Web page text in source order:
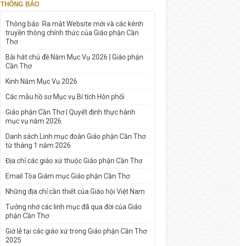
THÔNG BÁO
Thông báo: Ra mắt Website mới và các kênh
truyền thông chính thức của Giáo phận Cần
Thơ
Bài hát chủ đề Năm Mục Vụ 2026 | Giáo phận
Cần Thơ
Kinh Năm Mục Vụ 2026
Các mẫu hồ sơ Mục vụ Bí tích Hôn phối
Giáo phận Cần Thơ | Quyết định thực hành
mục vụ năm 2026
Danh sách Linh mục đoàn Giáo phận Cần Thơ
từ tháng 1 năm 2026
Địa chỉ các giáo xứ thuộc Giáo phận Cần Thơ
Email Tòa Giám mục Giáo phận Cần Thơ
Những địa chỉ cần thiết của Giáo hội Việt Nam
Tưởng nhớ các linh mục đã qua đời của Giáo
phận Cần Thơ
Giờ lễ tại các giáo xứ trong Giáo phận Cần Thơ
2025